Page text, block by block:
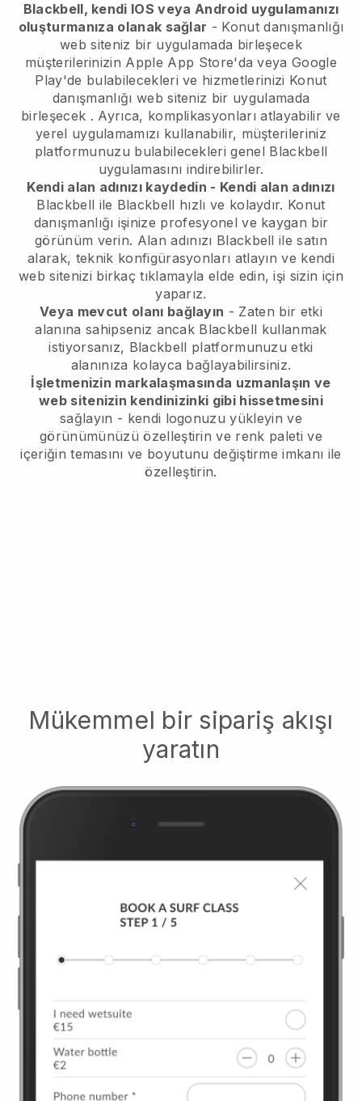
Blackbell, kendi IOS veya Android uygulamanızı
oluşturmanıza olanak sağlar - Konut danışmanlığı
web siteniz bir uygulamada birleşecek
müşterilerinizin Apple App Store'da veya Google
Play'de bulabilecekleri ve hizmetlerinizi Konut
danışmanlığı web siteniz bir uygulamada
birleşecek . Ayrıca, komplikasyonları atlayabilir ve
yerel uygulamamızı kullanabilir, müşterileriniz
platformunuzu bulabilecekleri genel Blackbell
uygulamasını indirebilirler.
Kendi alan adınızı kaydedin - Kendi alan adınızı
Blackbell ile Blackbell hızlı ve kolaydır. Konut
danışmanlığı işinize profesyonel ve kaygan bir
görünüm verin. Alan adınızı Blackbell ile satın
alarak, teknik konfigürasyonları atlayın ve kendi
web sitenizi birkaç tıklamayla elde edin, işi sizin için
yaparız.
Veya mevcut olanı bağlayın - Zaten bir etki
alanına sahipseniz ancak Blackbell kullanmak
istiyorsanız, Blackbell platformunuzu etki
alanınıza kolayca bağlayabilirsiniz.
İşletmenizin markalaşmasında uzmanlaşın ve
web sitenizin kendinizinki gibi hissetmesini
sağlayın - kendi logonuzu yükleyin ve
görünümünüzü özelleştirin ve renk paleti ve
içeriğin temasını ve boyutunu değiştirme imkanı ile
özelleştirin.
Mükemmel bir sipariş akışı
yaratın